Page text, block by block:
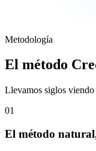
Metodología
El método
Llevamos siglos viendo
01
El método